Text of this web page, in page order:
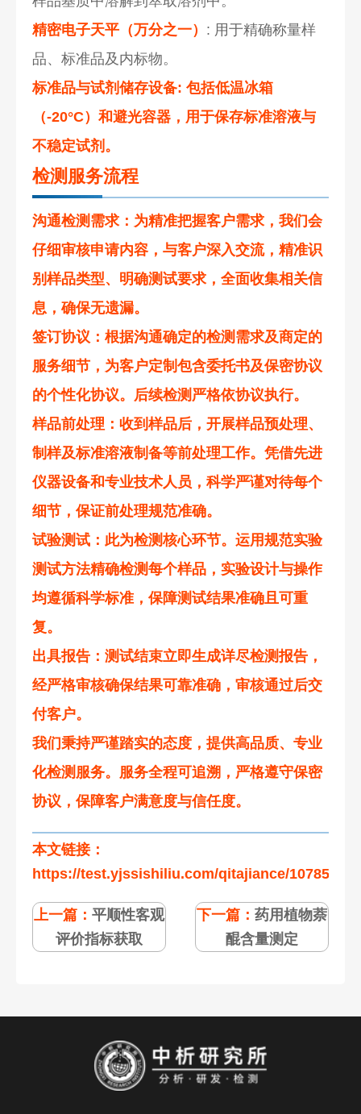
精密电子天平（万分之一） : 用于精确称量样
品、标准品及内标物。
标准品与试剂储存设备: 包括低温冰箱
（-20°C）和避光容器，用于保存标准溶液与
不稳定试剂。
检测服务流程
沟通检测需求 ：为精准把握客户需求，我们会
仔细审核申请内容，与客户深入交流，精准识
别样品类型、明确测试要求，全面收集相关信
息，确保无遗漏。
签订协议 ：根据沟通确定的检测需求及商定的
服务细节，为客户定制包含委托书及保密协议
的个性化协议。后续检测严格依协议执行。
样品前处理 ：收到样品后，开展样品预处理、
制样及标准溶液制备等前处理工作。凭借先进
仪器设备和专业技术人员，科学严谨对待每个
细节，保证前处理规范准确。
试验测试 ：此为检测核心环节。运用规范实验
测试方法精确检测每个样品，实验设计与操作
均遵循科学标准，保障测试结果准确且可重
复。
出具报告 ：测试结束立即生成详尽检测报告，
经严格审核确保结果可靠准确，审核通过后交
付客户。
我们秉持严谨踏实的态度，提供高品质、专业
化检测服务。服务全程可追溯，严格遵守保密
协议，保障客户满意度与信任度。
本文链接：
https://test.yjssishiliu.com/qitajiance/
上一篇： 平顺性客观
评价指标获取
下一篇：药用植物萘
醌含量测定